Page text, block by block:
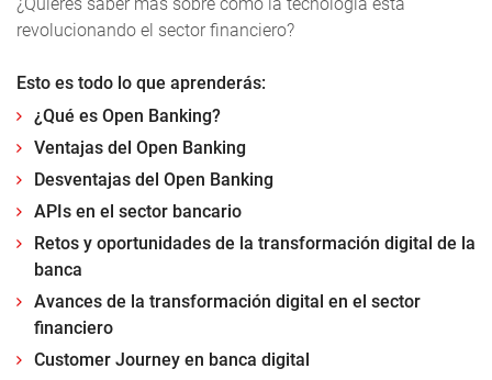
¿Quieres saber más sobre cómo la tecnología está
revolucionando el sector financiero?
Esto es todo lo que aprenderás:
¿Qué es Open Banking?
Ventajas del Open Banking
Desventajas del Open Banking
APIs en el sector bancario
Retos y oportunidades de la transformación digital de la
banca
Avances de la transformación digital en el sector
financiero
Customer Journey en banca digital